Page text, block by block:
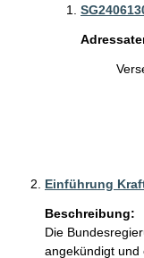
Einführung
Beschreibung:
Die
angekündigt und